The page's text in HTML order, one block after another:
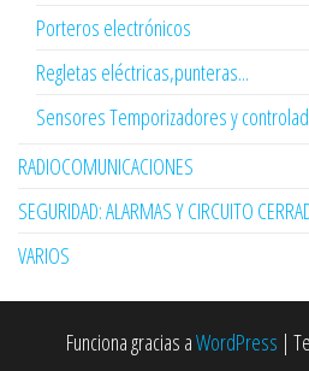
Porteros electrónicos
Regletas eléctricas,punteras...
Sensores Temporizadores y
RADIOCOMUNICACIONES
SEGURIDAD: ALARMAS Y CIRCUITO
VARIOS
Funciona gracias aWordPress |